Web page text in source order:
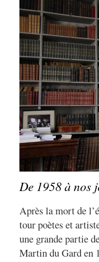
De 1958 à nos
Après la mort de
tour poètes et
une grande partie
Martin du Gard en